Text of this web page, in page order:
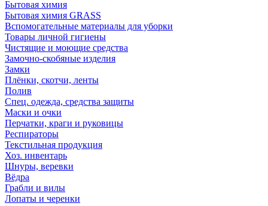
Бытовая химия
Бытовая химия GRASS
Вспомогательные материалы для уборки
Товары личной гигиены
Чистящие и моющие средства
Замочно-скобяные изделия
Замки
Плёнки, скотчи, ленты
Полив
Спец. одежда, средства защиты
Маски и очки
Перчатки, краги и руковицы
Респираторы
Текстильная продукция
Хоз. инвентарь
Шнуры, веревки
Вёдра
Грабли и вилы
Лопаты и черенки